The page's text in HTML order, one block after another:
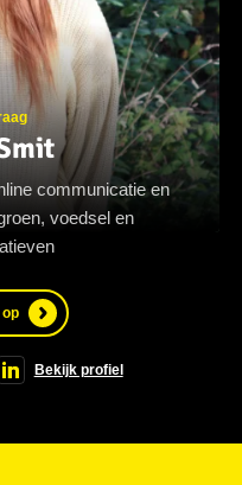
communicatie en
voedsel en
Bekijk profiel